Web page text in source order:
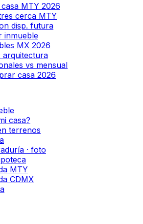
MTY 2026
cerca MTY
disp. futura
inmueble
MX 2026
arquitectura
vs mensual
casa 2026
casa?
terrenos
· foto
MTY
CDMX